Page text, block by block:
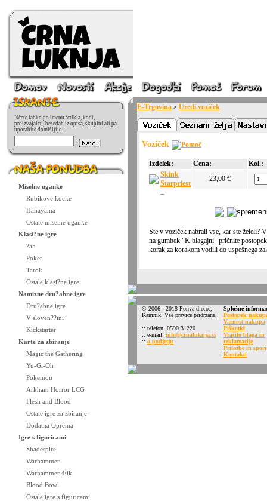
Iščete lahko po imenu artikla, kodi,
proizvajalcu, besedah iz opisa, skupini ali pa
uporabite domišljijo:
Miselne uganke
Rubikove kocke
Hanayama
Ostale miselne uganke
Klasi?ne igre
?ah
Poker
Tarok
Ostale klasi?ne igre
Namizne dru?abne igre
Dru?abne igre
V sloven??ini
Kickstarter
Karte za zbiranje
Magic the Gathering
Yu-Gi-Oh
Pokemon
Arkham Horror LCG
Flesh and Blood
Ostale igre za zbiranje
Dodatna Oprema
Igre s figuricami
Shadespire
Warhammer
Warhammer 40k
Blood Bowl
Ostale igre s figuricami
E-Trgovina > Uredi voziček
Voziček
Izdelek: Cena:
Kol.:
Skink
Starpriest
23,00 €
...
Ste v voziček nabrali vse, kar ste želeli?
na gumbek "K blagajni" pričnite
korak za korakom vodili do uspešnega
© 2006 - 2018 Ponva d.o.o.,
Kamnik. Vse pravice pridržane.
:: telefon: 0590 31220
:: e-mail: info@crnaluknja.si
:: o podjetju
Splošne
Postopek
Varnost nakupa
Piškotki
Vračilo blaga in
reklamacije
Pritožbe in spori
Kontakti